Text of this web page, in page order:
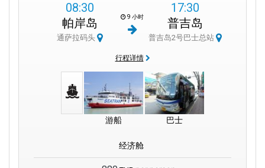
08:30
帕岸岛
通萨拉码头
9 小时
17:30
普吉岛
普吉岛2号巴士总站
行程详情
游船 巴士
经济舱